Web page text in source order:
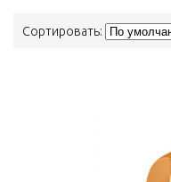
Сортировать: